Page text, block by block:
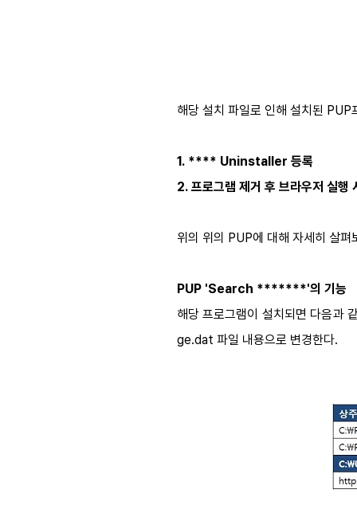
해당 설치 파일로 인해 설치된
1. **** Uninstaller 등록
2. 프로그램 제거 후 브라우저 실행
위의 위의 PUP에 대해 자세히 살펴
PUP 'Search *******'의 기능
해당 프로그램이 설치되면 다음과
ge.dat 파일 내용으로 변경한다.